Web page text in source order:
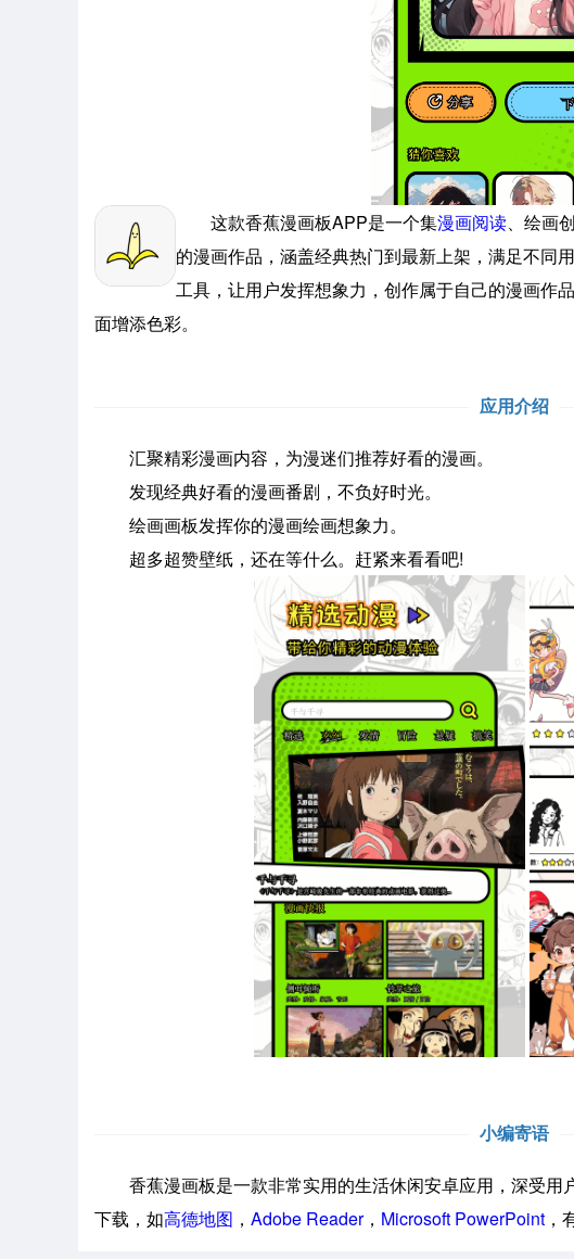
这款香蕉漫画板APP是一个集漫画阅读、绘画
的漫画作品，涵盖经典热门到最新上架，满足不同
工具，让用户发挥想象力，创作属于自己的漫画作
面增添色彩。
应用介绍
汇聚精彩漫画内容，为漫迷们推荐好看的漫画。
发现经典好看的漫画番剧，不负好时光。
绘画画板发挥你的漫画绘画想象力。
超多超赞壁纸，还在等什么。赶紧来看看吧!
小编寄语
香蕉漫画板是一款非常实用的生活休闲安卓应用，深受用
下载，如高德地图 ， Adobe Reader， Microsoft PowerPoint ，